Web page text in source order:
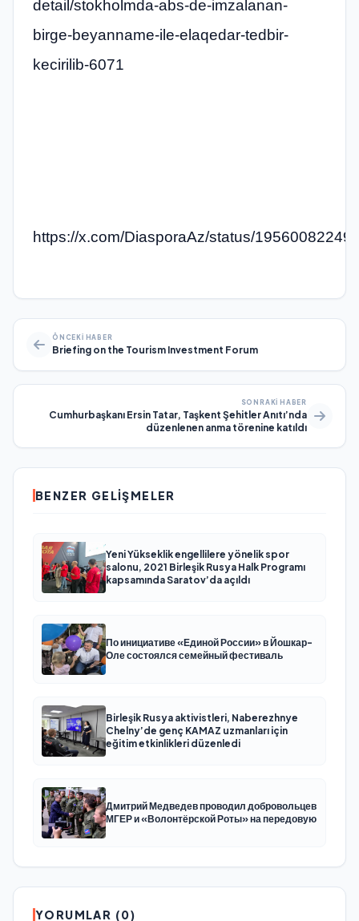
detail/stokholmda-abs-de-imzalanan-
birge-beyanname-ile-elaqedar-tedbir-
kecirilib-6071
https://x.com/DiasporaAz/status/
ÖNCEKI HABER
Briefing on the Tourism Investment Forum
SONRAKI HABER
Cumhurbaşkanı Ersin Tatar, Taşkent Şehitler Anıtı’nda
düzenlenen anma törenine katıldı
BENZER GELIŞMELER
Yeni Yükseklik engellilere yönelik spor
salonu, 2021 Birleşik Rusya Halk Programı
kapsamında Saratov’da açıldı
По инициативе «Единой России» в Йошкар-
Оле состоялся семейный фестиваль
Birleşik Rusya aktivistleri, Naberezhnye
Chelny’de genç KAMAZ uzmanları için
eğitim etkinlikleri düzenledi
Дмитрий Медведев проводил добровольцев
МГЕР и «Волонтёрской Роты» на передовую
YORUMLAR (0)